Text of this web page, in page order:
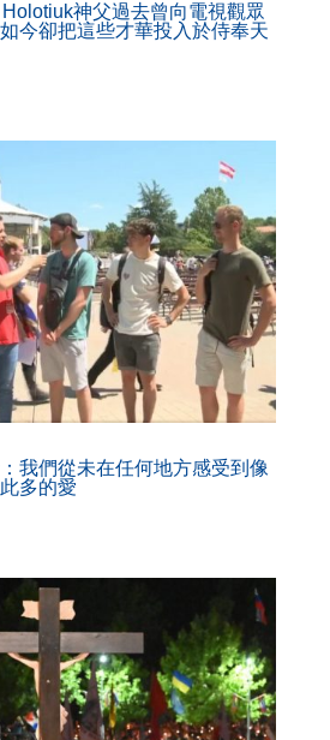
神父過去曾向電視觀眾
今卻把這些才華投入於侍奉天
我們從未在任何地方感受到像
多的愛